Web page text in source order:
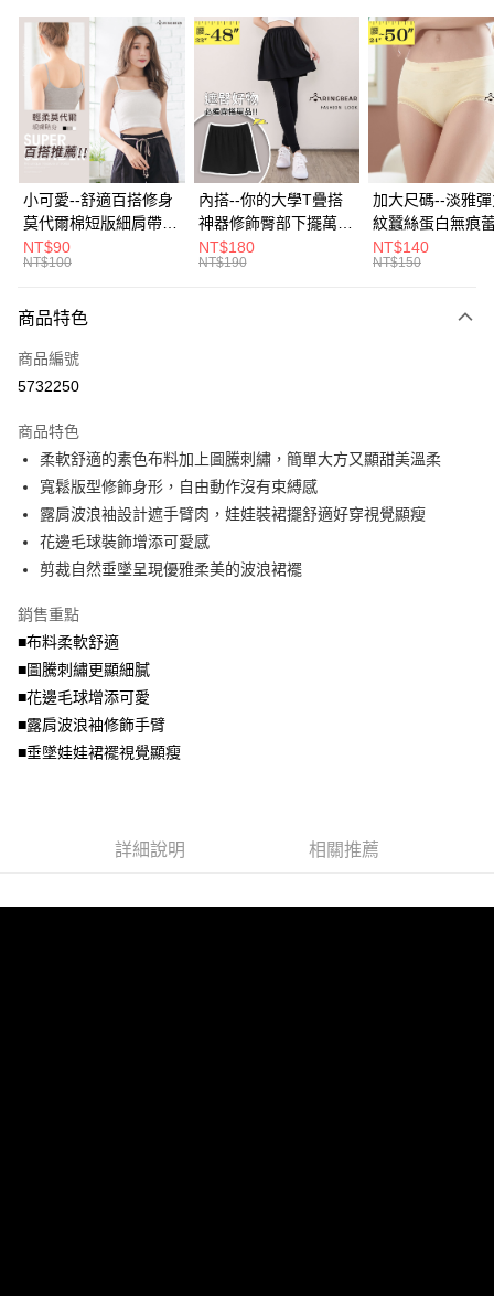
超商取貨付款
LINE Pay
Apple Pay
街口支付
悠遊付
Google Pay
全盈+PAY
大哥付你分期
【大哥付你分期使用說明】
1.本服務由台灣大哥大提供，台灣大哥大用戶可立即使用無須另外申請。
流程，驗證手機門號後，選擇欲分期的期數、繳款截止日，確認付款後即完
成交易。
3.實際核准額度、可分期數及費用金額請依後續交易確認頁面所載為準。
4.訂單成立30分鐘內，如未前往確認交易或遇審核未通過，訂單將自動取
法說明評估內容。
【繳款方式說明】
1.分期款項不併入電信帳單，「大哥付你分期」於每月結算日後寄送繳費提
醒簡訊。
帳／街口支付／iPASS MONEY」等通路繳費。
【注意事項】
1.本服務係由「台灣大哥大股份有限公司」（以下簡稱本公司）所提供，讓
用戶於交易時，得透過本服務購買商品或服務，並由商店將買賣／分期付款
買賣價金債權讓與本公司後，依約使用本公司帳單繳交帳款。
資料（包含姓名、電話或地址）提供予台灣大哥大進項蒐集、處理及利用，
AFTEE先享後付
【關於「AFTEE先享後付」】
AFTEE先享後付是「在收到商品之後才付款」的支付方式。 讓您購物簡單
便利好安心！
１．簡單：不需註冊會員、不需綁卡、不需儲值。
２．便利：只要手機號碼，簡訊認證，即可結帳。
３．安心：先確認商品／服務後，再付款。
【「AFTEE先享後付」結帳流程】
結帳頁面，進行簡訊認證並確認金額後，即可完成結帳。
３．收到繳費通知簡訊後14天內，點擊此簡訊中的連結，可透過四大超商／
ATM／網路銀行／等多元方式進行付款，方視為交易完成。
※ 請注意：結帳手續完成當下不需立刻繳費，但若您需要取消訂單，請聯絡
購買商品的店家。未經商家同意取消之訂單仍視為有效，需透過AFTEE先享
後付繳納相關費用。
※ 交易是否成功請以「AFTEE先享後付 」之結帳頁面顯示為準，若有關於
１．透過由恩沛科技股份有限公司提供之「AFTEE先享後付」服務完成之交
２．關於個人資料處理事宜，請瀏覽以下網址：
ATM付款
全家取貨付款
每筆NT$70，滿NT$699(含以上)免運費
付款後全家取貨
每筆NT$70，滿NT$699(含以上)免運費
7-11取貨付款
每筆NT$70，滿NT$799(含以上)免運費
付款後7-11取貨
每筆NT$100，滿NT$1,000(含以上)免運費
小可愛--舒適百搭修身
莫代爾棉短版細肩帶素
色背心(白.黑.灰L-2L)-
U582眼圈熊中大尺碼
NT$90
NT$100
內搭--你的大學T疊搭
神器修飾臀部下擺萬用
內搭裙/遮臀裙(黑2L-
6L)-Q155眼圈熊中大
NT$180
NT$190
加大尺碼--淡雅
紋蠶絲蛋白無痕
角內褲(白.粉.藍.
3L)-L28眼圈熊中
NT$140
NT$150
商品特色
商品編號
5732250
商品特色
柔軟舒適的素色布料加上圖騰刺繡，簡單大方又顯甜美溫柔
寬鬆版型修飾身形，自由動作沒有束縛感
露肩波浪袖設計遮手臂肉，娃娃裝裙擺舒適好穿視覺顯瘦
花邊毛球裝飾增添可愛感
剪裁自然垂墜呈現優雅柔美的波浪裙襬
銷售重點
■布料柔軟舒適
■圖騰刺繡更顯細膩
■花邊毛球增添可愛
■露肩波浪袖修飾手臂
■垂墜娃娃裙襬視覺顯瘦
詳細說明 相關推薦